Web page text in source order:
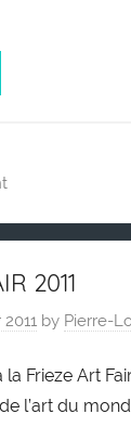
2011
by Pierre-
la Frieze Art
l’art du